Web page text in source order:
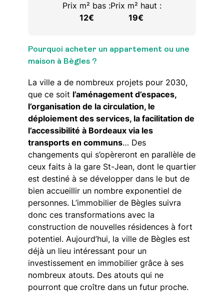
Prix m² bas :
12€
Prix m² haut :
19€
Pourquoi acheter un appartement ou une
maison à Bègles ?
La ville a de nombreux projets pour 2030,
que ce soit l’aménagement d’espaces,
l’organisation de la circulation, le
déploiement des services, la facilitation de
l’accessibilité à Bordeaux via les
transports en communs… Des
changements qui s’opèreront en parallèle de
ceux faits à la gare St-Jean, dont le quartier
est destiné à se développer dans le but de
bien accueillir un nombre exponentiel de
personnes. L’immobilier de Bègles suivra
donc ces transformations avec la
construction de nouvelles résidences à fort
potentiel. Aujourd’hui, la ville de Bègles est
déjà un lieu intéressant pour un
investissement en immobilier grâce à ses
nombreux atouts. Des atouts qui ne
pourront que croître dans un futur proche.